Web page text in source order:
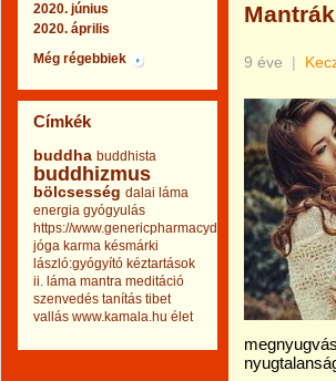
2020. június
2020. április
Még régebbiek
Címkék
buddha buddhista
buddhizmus
bölcsesség dalai láma
energia gyógyulás
https://www.genericpharmacydrug.com
jóga karma késmárki
lászló:gyógyító kéztartások
ii. láma mantra meditáció
szenvedés tanítás tibet
vallás www.kamala.hu élet
9 éve |